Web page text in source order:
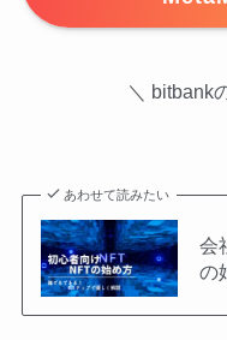
＼ bitbank
あわせて読みたい
会
の